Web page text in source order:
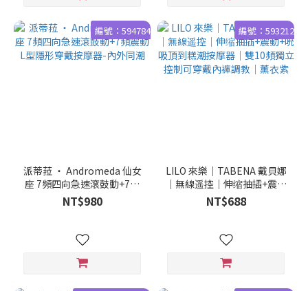
編號：594784
派蒂菈 ‧ Andromeda 仙女
座 7頻四向急速滾鼓動+7頻
震動 L型隱形穿戴按摩器-內
外同潮
NT$980
編號：593212
LILO 來樂｜TABENA 戴貝娜
｜無線遥控｜伸缩抽插+震動
+吮吸頂到糕潮按摩器｜雙10
頻獨立控制可穿戴內褲調教
NT$688